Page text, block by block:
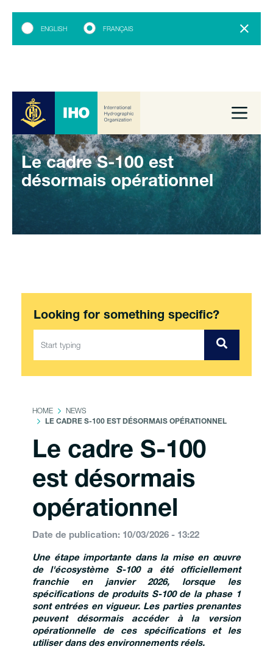
ENGLISH FRANÇAIS
Le cadre S-100 est
désormais opérationnel
Looking for something specific?
HOME NEWS
LE CADRE S-100 EST DÉSORMAIS OPÉRATIONNEL
Le cadre S-100
est désormais
opérationnel
Date de publication: 10/03/2026 - 13:22
Une étape importante dans la mise en œuvre
de l'écosystème S-100 a été officiellement
franchie en janvier 2026, lorsque les
spécifications de produits S-100 de la phase 1
sont entrées en vigueur. Les parties prenantes
peuvent désormais accéder à la version
opérationnelle de ces spécifications et les
utiliser dans des environnements réels.